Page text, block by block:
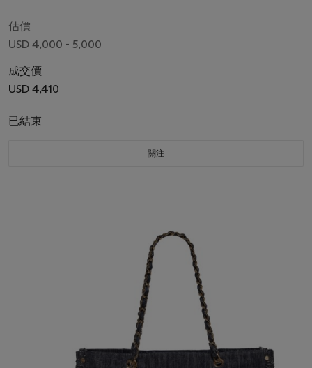
估價
USD 4,000 - 5,000
成交價
USD 4,410
已結束
關注